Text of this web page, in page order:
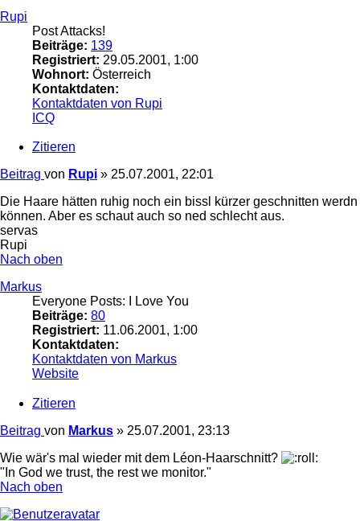
Rupi
Post Attacks!
Beiträge: 139
Registriert: 29.05.2001, 1:00
Wohnort: Österreich
Kontaktdaten:
Kontaktdaten von Rupi
ICQ
Zitieren
Beitrag von Rupi » 25.07.2001, 22:01
Die Haare hätten ruhig noch ein bissl kürzer geschnitten werdn
können. Aber es schaut auch so ned schlecht aus.
servas
Rupi
Nach oben
Markus
Everyone Posts: I Love You
Beiträge: 80
Registriert: 11.06.2001, 1:00
Kontaktdaten:
Kontaktdaten von Markus
Website
Zitieren
Beitrag von Markus » 25.07.2001, 23:13
Wie wär's mal wieder mit dem Léon-Haarschnitt?
"In God we trust, the rest we monitor."
Nach oben